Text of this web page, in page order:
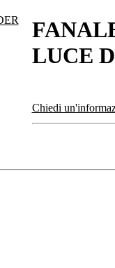
LUCE
Chiedi